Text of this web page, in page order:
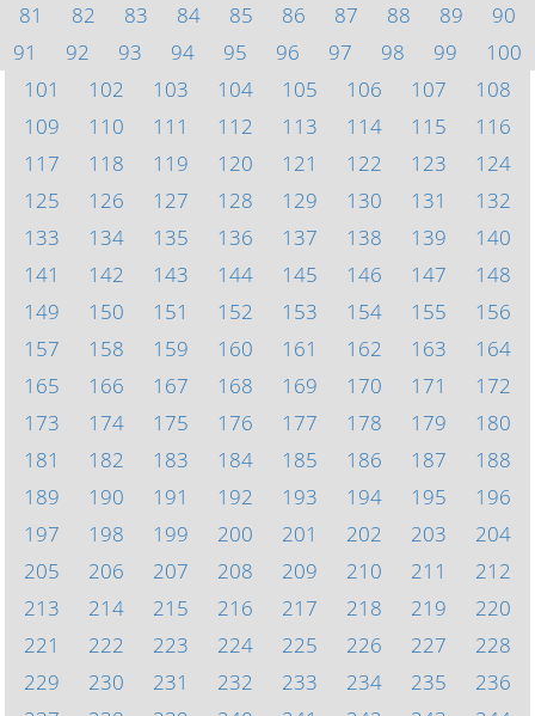
81
82 83 84 85 86 87 88 89
90
91
92 93 94 95 96 97 98 99
100
101
102 103 104 105 106 107
108
109
110 111 112 113 114 115
116
117
118 119 120 121 122 123
124
125
126 127 128 129 130 131
132
133
134 135 136 137 138 139
140
141
142 143 144 145 146 147
148
149
150 151 152 153 154 155
156
157
158 159 160 161 162 163
164
165
166 167 168 169 170 171
172
173
174 175 176 177 178 179
180
181
182 183 184 185 186 187
188
189
190 191 192 193 194 195
196
197
198 199 200 201 202 203
204
205
206 207 208 209 210 211
212
213
214 215 216 217 218 219
220
221
222 223 224 225 226 227
228
229
230 231 232 233 234 235
236